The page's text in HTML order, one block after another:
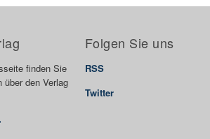
finden Sie
über den Verlag
Folgen Sie uns
RSS
Twitter